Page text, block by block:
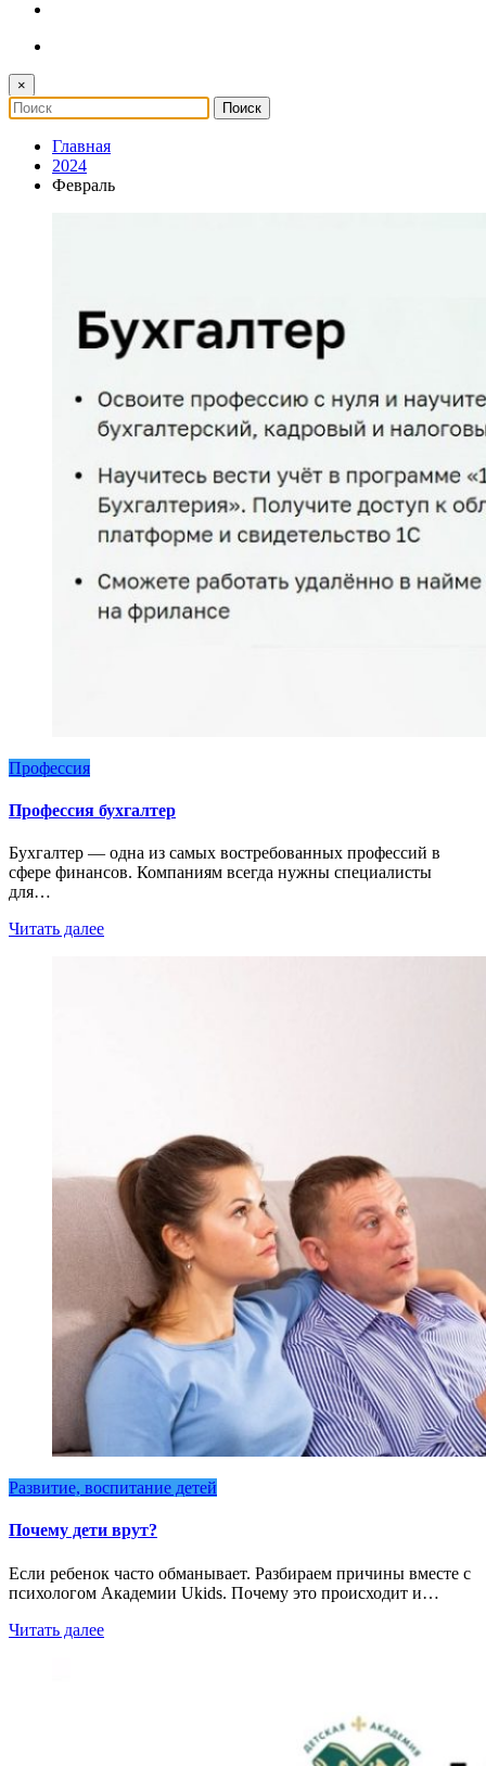
×
Главная
2024
Февраль
Профессия
Профессия бухгалтер
Бухгалтер — одна из самых востребованных профессий в
сфере финансов. Компаниям всегда нужны специалисты
для…
Читать далее
Развитие, воспитание детей
Почему дети врут?
Если ребенок часто обманывает. Разбираем причины вместе с
психологом Академии Ukids. Почему это происходит и…
Читать далее